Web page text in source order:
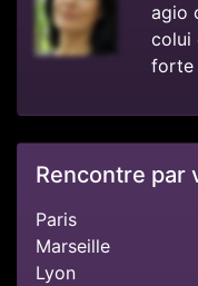
agio
colui
forte
Rencontre par
Paris
Marseille
Lyon